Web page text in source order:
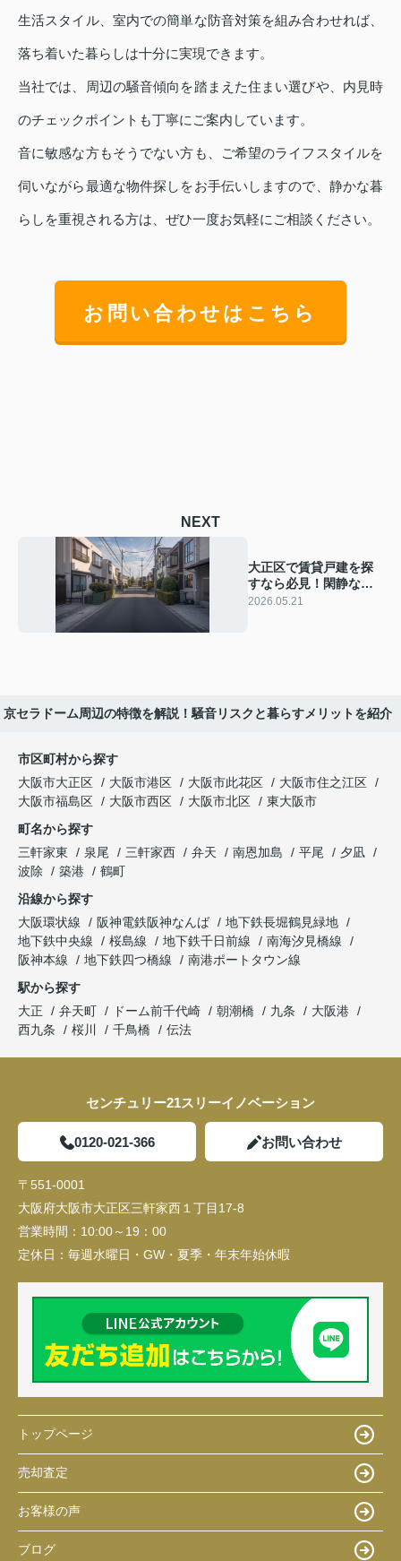
生活スタイル、室内での簡単な防音対策を組み合わせれば、
落ち着いた暮らしは十分に実現できます。
当社では、周辺の騒音傾向を踏まえた住まい選びや、内見時
のチェックポイントも丁寧にご案内しています。
音に敏感な方もそうでない方も、ご希望のライフスタイルを
伺いながら最適な物件探しをお手伝いしますので、静かな暮
らしを重視される方は、ぜひ一度お気軽にご相談ください。
お問い合わせはこちら
NEXT
大正区で賃貸戸建を探
すなら必見！閑静な住
宅街で静かに暮らすコ
2026.05.21
京セラドーム周辺の特徴を解説！騒音リスクと暮らすメリットを紹介
市区町村から探す
大阪市大正区
大阪市港区 大阪市此花区
大阪市住之江区
大阪市福島区
大阪市西区 大阪市北区
東大阪市
町名から探す
三軒家東
泉尾 三軒家西 弁天 南恩加島 平尾
夕凪
波除
築港
鶴町
沿線から探す
大阪環状線
阪神電鉄阪神なんば
地下鉄長堀鶴見緑地
地下鉄中央線
桜島線 地下鉄千日前線
南海汐見橋線
阪神本線
地下鉄四つ橋線
南港ポートタウン線
駅から探す
大正
弁天町 ドーム前千代崎 朝潮橋 九条
大阪港
西九条
桜川 千鳥橋 伝法
センチュリー21スリーイノベーション
0120-021-366 お問い合わせ
〒551-0001
大阪府大阪市大正区三軒家西１丁目17-8
営業時間： 10:00～19：00
定休日： 毎週水曜日・GW・夏季・年末年始休暇
トップページ
売却査定
お客様の声
ブログ